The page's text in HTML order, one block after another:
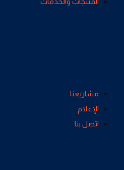
مشاريعنا
الإعلام
اتصل بنا